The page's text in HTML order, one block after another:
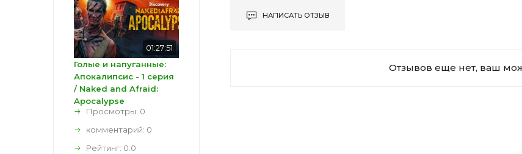
НАПИСАТЬ ОТЗЫВ
Отзывов еще нет, ваш
01:27:51
Голые и напуганные:
Апокалипсис - 1 серия
/ Naked and Afraid:
Apocalypse
Просмотры: 0
комментарий: 0
Рейтинг: 0.0